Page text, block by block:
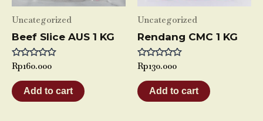
Uncategorized
Beef Slice AUS 1 KG
Rated
out
of
5
Rp160.000
Add to cart
Uncategorized
Rendang CMC 1 KG
Rated
out
of
5
Rp130.000
Add to cart